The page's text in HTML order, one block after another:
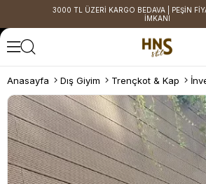
3000 TL ÜZERİ KARGO BEDAVA | PEŞİN
İMKANI
Anasayfa Dış Giyim Trençkot & Kap